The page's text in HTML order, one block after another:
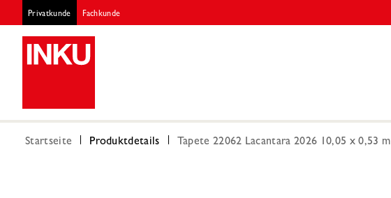
Privatkunde Fachkunde
Startseite Produktdetails Tapete 22062 Lacantara 2026 10,05 x 0,53 m